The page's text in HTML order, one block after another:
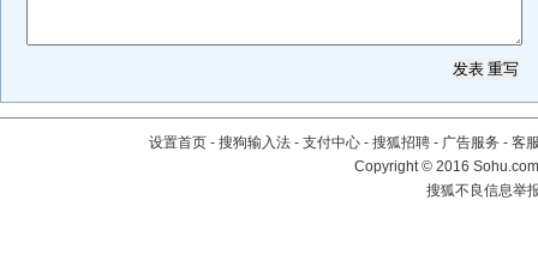
设置首页 - 搜狗输入法 - 支付中心 - 搜狐招聘 - 广告服务 - 客
Copyright©2016
搜狐不良信息举